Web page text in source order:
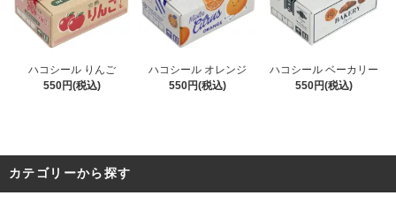
ハコシール りんご
550円(税込)
ハコシール オレンジ
550円(税込)
ハコシール ベーカリー
550円(税込)
カテゴリーから探す